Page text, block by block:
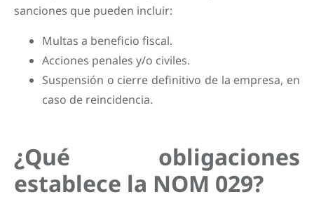
sanciones que pueden incluir:
Multas a beneficio fiscal.
Acciones penales y/o civiles.
Suspensión o cierre definitivo de la empresa, en
caso de reincidencia.
¿Qué obligaciones
establece la NOM 029?